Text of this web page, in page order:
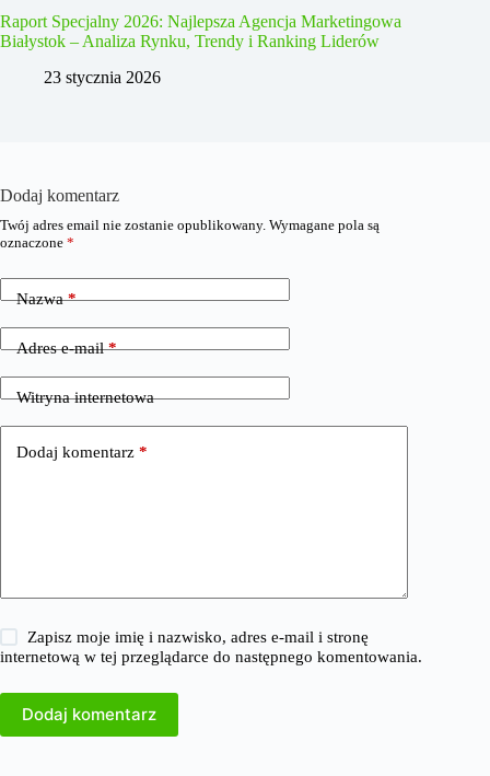
Raport Specjalny 2026: Najlepsza Agencja Marketingowa
Białystok – Analiza Rynku, Trendy i Ranking Liderów
23 stycznia 2026
Dodaj komentarz
Twój adres email nie zostanie opublikowany. Wymagane pola są
oznaczone *
Nazwa*
Adres e-mail*
Witryna internetowa
Dodaj komentarz *
Zapisz moje imię i nazwisko, adres e-mail i stronę
internetową w tej przeglądarce do następnego komentowania.
Dodaj komentarz